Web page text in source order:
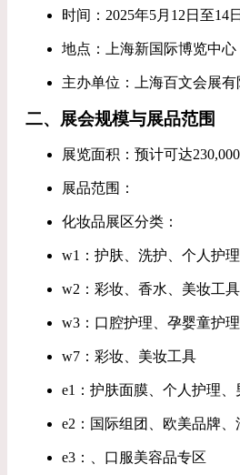
时间：2025年5月12日至14日
地点：上海新国际博览中心
主办单位：上海百文会展有
二、展会规模与展品范围
展览面积：预计可达
展品范围：
化妆品展区分类：
w1：护肤、洗护、个人护理
w2：彩妆、香水、美妆工具
w3：口腔护理、孕婴童护理
w7：彩妆、美妆工具
e1：护肤面膜、个人护理、
e2：国际组团、欧美品牌、
e3：、口服美容品专区